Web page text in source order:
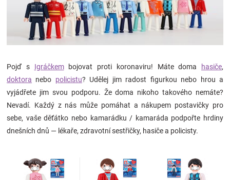
oblečení
Novinky
Značky
Pojď s Igráčkembojovat proti koronaviru! Máte doma hasiče,
doktora nebo policistu? Udělej jim radost figurkou nebo hrou a
vyjádřete jim svou podporu. Že doma nikoho takového nemáte?
Nevadí. Každý z nás může pomáhat a nákupem postavičky pro
sebe, vaše děťátko nebo kamarádku / kamaráda podpořte hrdiny
dnešních dnů — lékaře, zdravotní sestřičky, hasiče a policisty.